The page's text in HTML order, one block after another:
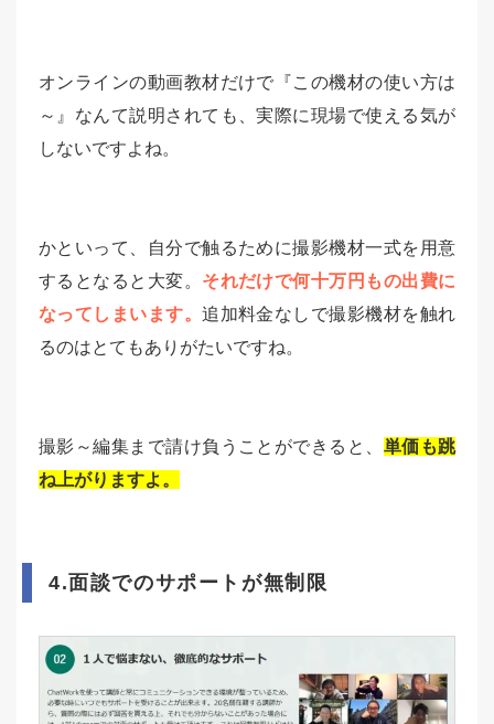
オンラインの動画教材だけで『この機材の使い方は
～』なんて説明されても、実際に現場で使える気が
しないですよね。
かといって、自分で触るために撮影機材一式を用意
するとなると大変。 それだけで何十万円もの出費に
なってしまいます。追加料金なしで撮影機材を触れ
るのはとてもありがたいですね。
撮影～編集まで請け負うことができると、 単価も跳
ね上がりますよ。
4.面談でのサポートが無制限